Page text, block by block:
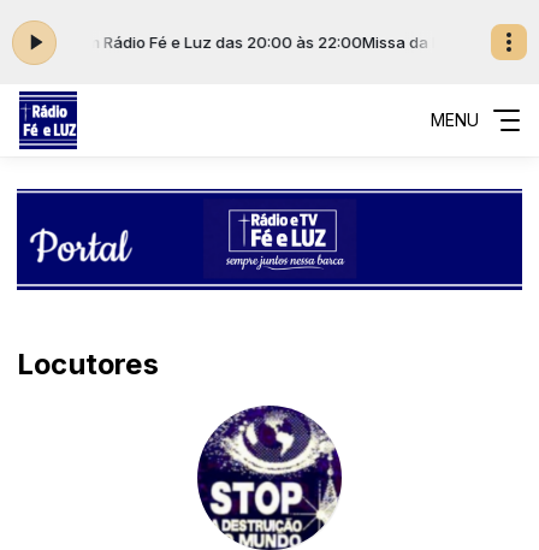
SP com Rádio Fé e Luz das 20:00 às 22:00Missa da Matriz São
MENU
Locutores